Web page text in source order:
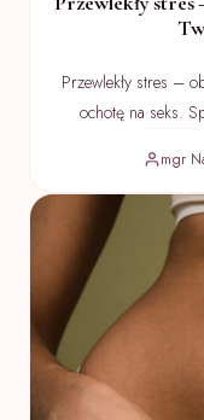
Przewlekły stres –
ochotę na seks.
mgr